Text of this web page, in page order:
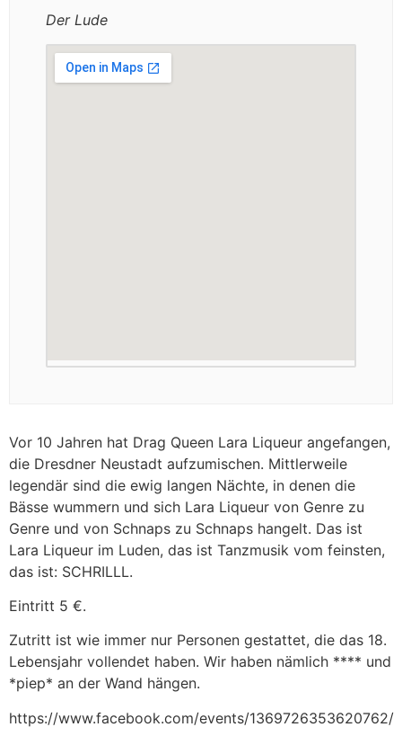
Der Lude
Vor 10 Jahren hat Drag Queen Lara Liqueur angefangen,
die Dresdner Neustadt aufzumischen. Mittlerweile
legendär sind die ewig langen Nächte, in denen die
Bässe wummern und sich Lara Liqueur von Genre zu
Genre und von Schnaps zu Schnaps hangelt. Das ist
Lara Liqueur im Luden, das ist Tanzmusik vom feinsten,
das ist: SCHRILLL.
Eintritt 5 €.
Zutritt ist wie immer nur Personen gestattet, die das 18.
Lebensjahr vollendet haben. Wir haben nämlich **** und
*piep* an der Wand hängen.
https://www.facebook.com/events/1369726353620762/